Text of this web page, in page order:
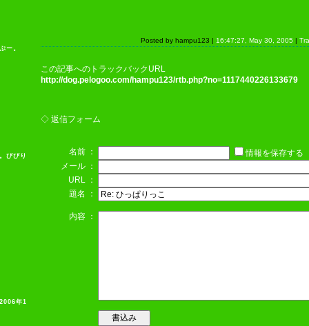
ー。
びびり
年1
Posted by hampu123 | 16:47:27, May 30, 2005 |
この記事へのトラックバックURL
http://dog.pelogoo.com/hampu123/rtb.php?no=1117440226133679
◇ 返信フォーム
名前 ：
情報を保存する
メール ：
URL ：
題名 ：
内容 ：